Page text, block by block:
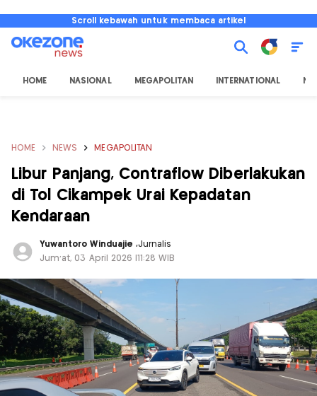
Scroll kebawah untuk membaca artikel
HOME NASIONAL MEGAPOLITAN INTERNATIONAL
HOME NEWS MEGAPOLITAN
Libur Panjang, Contraflow Diberlakukan
di Tol Cikampek Urai Kepadatan
Kendaraan
Yuwantoro Winduajie ,Jurnalis
Jum'at, 03 April 2026 |11:28 WIB